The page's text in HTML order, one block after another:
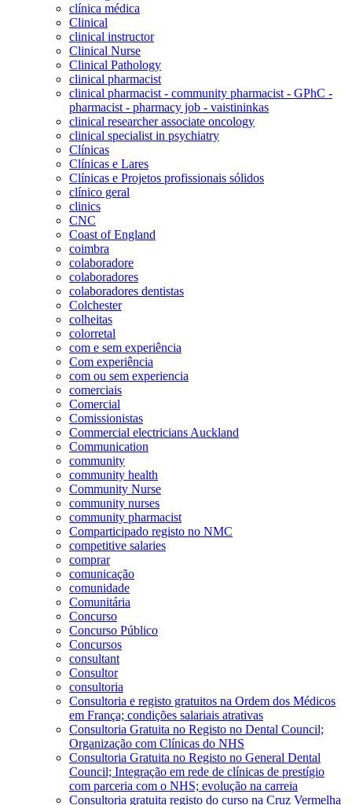
clínica médica
Clinical
clinical instructor
Clinical Nurse
Clinical Pathology
clinical pharmacist
clinical pharmacist - community pharmacist - GPhC -
pharmacist - pharmacy job - vaistininkas
clinical researcher associate oncology
clinical specialist in psychiatry
Clínicas
Clínicas e Lares
Clínicas e Projetos profissionais sólidos
clínico geral
clinics
CNC
Coast of England
coimbra
colaboradore
colaboradores
colaboradores dentistas
Colchester
colheitas
colorretal
com e sem experiência
Com experiência
com ou sem experiencia
comerciais
Comercial
Comissionistas
Commercial electricians Auckland
Communication
community
community health
Community Nurse
community nurses
community pharmacist
Comparticipado registo no NMC
competitive salaries
comprar
comunicação
comunidade
Comunitária
Concurso
Concurso Público
Concursos
consultant
Consultor
consultoria
Consultoria e registo gratuitos na Ordem dos Médicos
em França; condições salariais atrativas
Consultoria Gratuita no Registo no Dental Council;
Organização com Clínicas do NHS
Consultoria Gratuita no Registo no General Dental
Council; Integração em rede de clínicas de prestígio
com parceria com o NHS; evolução na carreia
Consultoria gratuita registo do curso na Cruz Vermelha